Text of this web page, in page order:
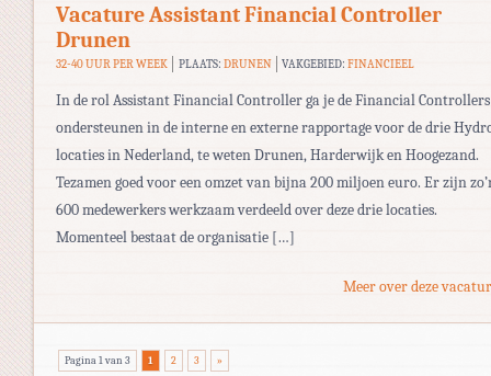
Vacature Assistant Financial Controller
Drunen
32-40 UUR PER WEEK PLAATS: DRUNEN VAKGEBIED:FINANCIEEL
In de rol Assistant Financial Controller ga je de Financial Controllers
ondersteunen in de interne en externe rapportage voor de drie
locaties in Nederland, te weten Drunen, Harderwijk en Hoogezand.
Tezamen goed voor een omzet van bijna 200 miljoen euro. Er zijn
600 medewerkers werkzaam verdeeld over deze drie locaties.
Momenteel bestaat de organisatie […]
Meer over deze
Pagina 1 van 3 1 2 3 »